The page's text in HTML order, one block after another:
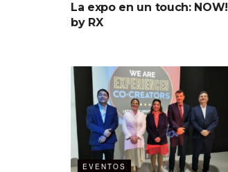
La expo en un touch: NOW!
by RX
EVENTOS